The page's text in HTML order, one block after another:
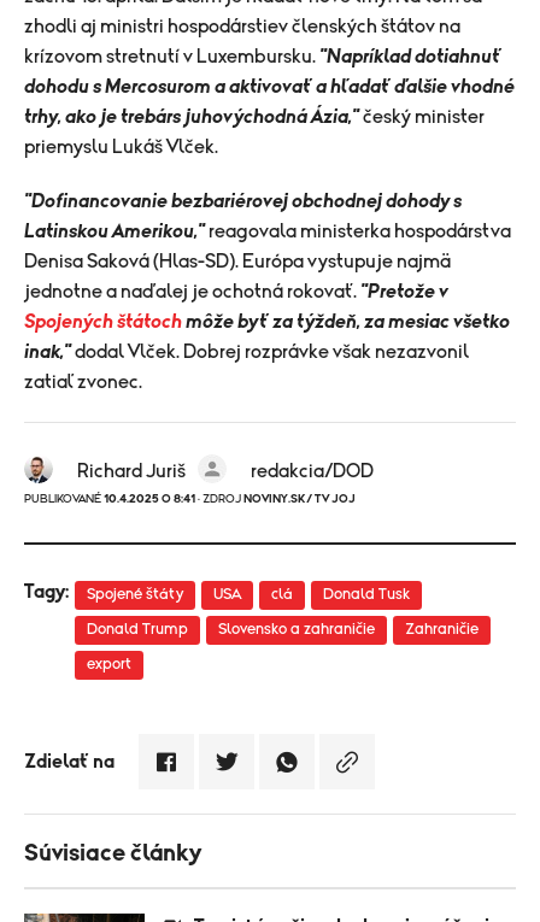
zhodli aj ministri hospodárstiev členských štátov na
krízovom stretnutí v Luxembursku. "Napríklad dotiahnuť
dohodu s Mercosurom a aktivovať a hľadať ďalšie vhodné
trhy, ako je trebárs juhovýchodná Ázia,"český minister
priemyslu Lukáš Vlček.
"Dofinancovanie bezbariérovej obchodnej dohody s
Latinskou Amerikou,"reagovala ministerka hospodárstva
Denisa Saková (Hlas-SD). Európa vystupuje najmä
jednotne a naďalej je ochotná rokovať. "Pretože v
Spojených štátochmôže byť za týždeň, za mesiac všetko
inak,"dodal Vlček. Dobrej rozprávke však nezazvonil
zatiaľ zvonec.
Richard Juriš redakcia/DOD
PUBLIKOVANÉ 10.4.2025 O 8:41 · ZDROJ NOVINY.SK/ TV JOJ
Tagy: Spojené štáty USA clá Donald Tusk
Donald Trump Slovensko a zahraničie Zahraničie
export
Zdielať na
Súvisiace články